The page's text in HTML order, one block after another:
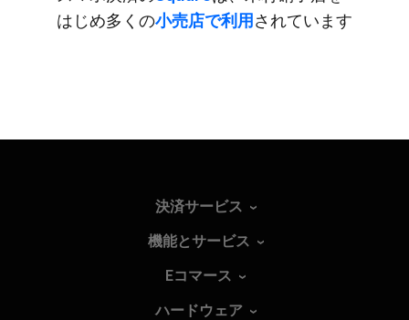
はじめ多くの​小売店で​利用 されています
決済サービス
機能とサービス
Eコマース
ハードウェア